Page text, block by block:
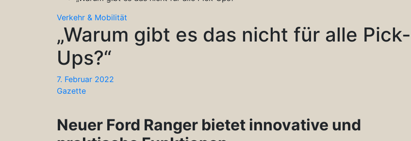
Verkehr & Mobilität
„Warum gibt es das nicht für alle Pick-
Ups?“
7. Februar 2022
Gazette
Neuer Ford Ranger bietet innovative und